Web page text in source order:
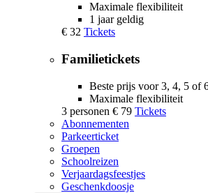
Maximale flexibiliteit
1 jaar geldig
€ 32 Tickets
Familietickets
Beste prijs voor 3, 4, 5 of
Maximale flexibiliteit
3 personen € 79 Tickets
Abonnementen
Parkeerticket
Groepen
Schoolreizen
Verjaardagsfeestjes
Geschenkdoosje